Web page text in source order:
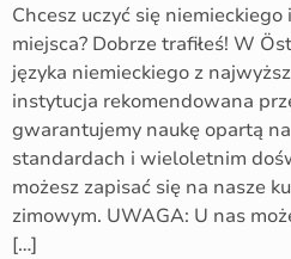
Chcesz uczyć się
miejsca? Dobrze trafiłeś! W
języka niemieckiego z
instytucja rekomendowana
gwarantujemy naukę opartą
standardach i wieloletnim
możesz zapisać się na nasze
zimowym. UWAGA: U nas
[…]